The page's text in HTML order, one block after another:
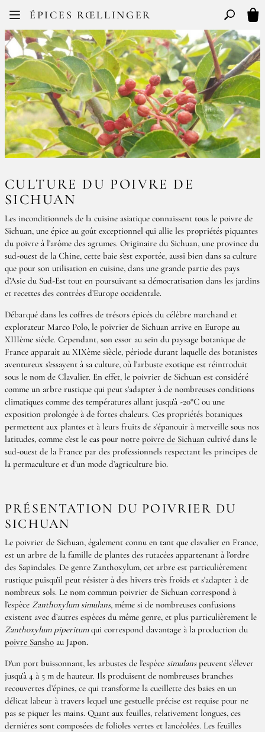
ÉPICES RŒLLINGER
FR EN Basculer
CULTURE DU POIVRE DE
SICHUAN
Les inconditionnels de la cuisine asiatique connaissent tous le poivre de
Sichuan, une épice au goût exceptionnel qui allie les propriétés piquantes
du poivre à l’arôme des agrumes. Originaire du Sichuan, une province du
sud-ouest de la Chine, cette baie s’est exportée, aussi bien dans sa culture
que pour son utilisation en cuisine, dans une grande partie des pays
d’Asie du Sud-Est tout en poursuivant sa démocratisation dans les jardins
et recettes des contrées d’Europe occidentale.
Débarqué dans les coffres de trésors épicés du célèbre marchand et
explorateur Marco Polo, le poivrier de Sichuan arrive en Europe au
XIIIème siècle. Cependant, son essor au sein du paysage botanique de
France apparaît au XIXème siècle, période durant laquelle des botanistes
aventureux s’essayent à sa culture, où l’arbuste exotique est réintroduit
sous le nom de Clavalier. En effet, le poivrier de Sichuan est considéré
comme un arbre rustique qui peut s’adapter à de nombreuses conditions
climatiques comme des températures allant jusqu’à -20°C ou une
exposition prolongée à de fortes chaleurs. Ces propriétés botaniques
permettent aux plantes et à leurs fruits de s'épanouir à merveille sous nos
latitudes, comme c’est le cas pour notre poivre de Sichuan cultivé dans le
sud-ouest de la France par des professionnels respectant les principes de
la permaculture et d’un mode d’agriculture bio.
PRÉSENTATION DU POIVRIER DU
SICHUAN
Le poivrier de Sichuan, également connu en tant que clavalier en France,
est un arbre de la famille de plantes des rutacées appartenant à l’ordre
des Sapindales. De genre Zanthoxylum, cet arbre est particulièrement
rustique puisqu’il peut résister à des hivers très froids et s'adapter à de
nombreux sols. Le nom commun poivrier de Sichuan correspond à
l’espèce Zanthoxylum simulans, même si de nombreuses confusions
existent avec d’autres espèces du même genre, et plus particulièrement le
Zanthoxylum piperitumqui correspond davantage à la production du
poivre Sansho au Japon.
D’un port buissonnant, les arbustes de l’espèce simulanspeuvent s’élever
jusqu’à 4 à 5 m de hauteur. Ils produisent de nombreuses branches
recouvertes d’épines, ce qui transforme la cueillette des baies en un
délicat labeur à travers lequel une gestuelle précise est requise pour ne
pas se piquer les mains. Quant aux feuilles, relativement longues, ces
dernières sont composées de folioles vertes et lancéolées. Les feuilles